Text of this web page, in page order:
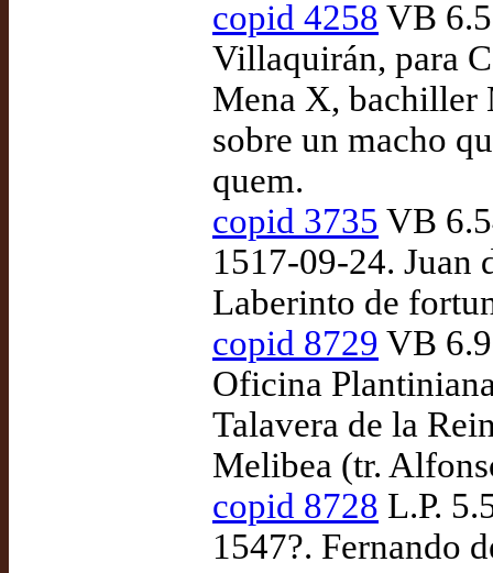
copid 4258 VB
Villaquirán, para
Mena X, bachiller
sobre un macho
quem.
copid 3735 VB
1517-09-24. Juan
Laberinto de
copid 8729 VB
Oficina
Talavera de la
Melibea (tr.
copid 8728 L.P.
1547?. Fernando